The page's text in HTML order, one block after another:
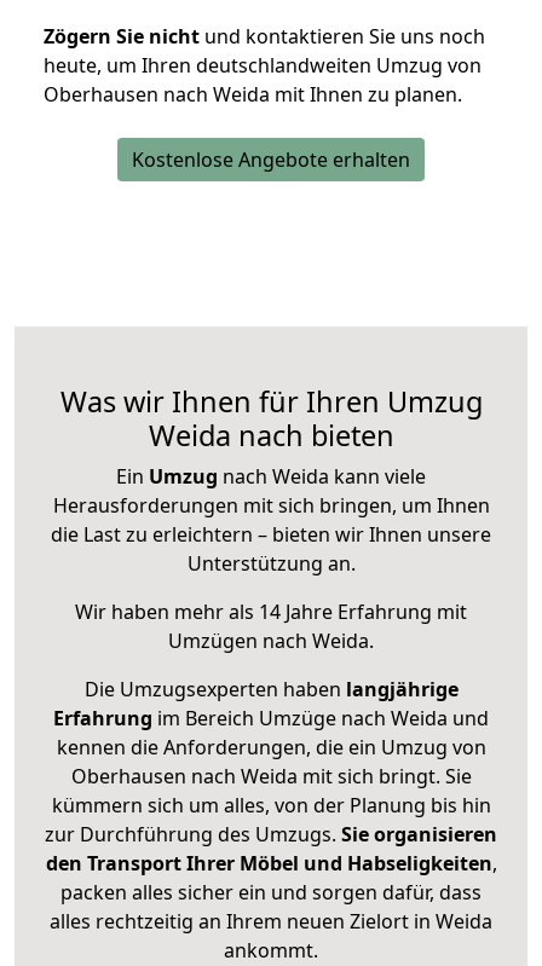
Zögern Sie nicht und kontaktieren Sie uns noch
heute, um Ihren deutschlandweiten Umzug von
Oberhausen nach Weida mit Ihnen zu planen.
Kostenlose Angebote erhalten
Was wir Ihnen für Ihren Umzug
Weida nach bieten
Ein Umzug nach Weida kann viele
Herausforderungen mit sich bringen, um Ihnen
die Last zu erleichtern – bieten wir Ihnen unsere
Unterstützung an.
Wir haben mehr als 14 Jahre Erfahrung mit
Umzügen nach Weida.
Die Umzugsexperten haben langjährige
Erfahrung im Bereich Umzüge nach Weida und
kennen die Anforderungen, die ein Umzug von
Oberhausen nach Weida mit sich bringt. Sie
kümmern sich um alles, von der Planung bis hin
zur Durchführung des Umzugs. Sie organisieren
den Transport Ihrer Möbel und Habseligkeiten,
packen alles sicher ein und sorgen dafür, dass
alles rechtzeitig an Ihrem neuen Zielort in Weida
ankommt.